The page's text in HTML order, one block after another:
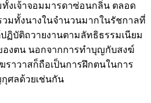
นการพระราชกุศล ด้วยกรมสมเด็จ
งเจ้าจอมมารดาซ่อนกลิ่น ตลอด
มทั้งนางในจำนวนมากในรัชกาลที่
ฏิบัติถวายงานตามลัทธิธรรมเนียม
งตน นอกจากการทำบุญกับสงฆ์
าวาสก็ถือเป็นการฝึกตนในการ